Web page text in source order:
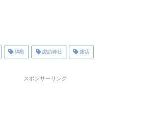
綱島 諏訪神社 露店
スポンサーリンク